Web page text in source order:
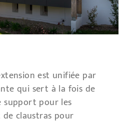
est unifiée par
qui sert à la fois de
pour les
claustras pour